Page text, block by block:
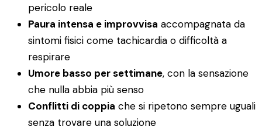
pericolo reale
Paura intensa e improvvisa accompagnata da
sintomi fisici come tachicardia o difficoltà a
respirare
Umore basso per settimane, con la sensazione
che nulla abbia più senso
Conflitti di coppia che si ripetono sempre uguali
senza trovare una soluzione